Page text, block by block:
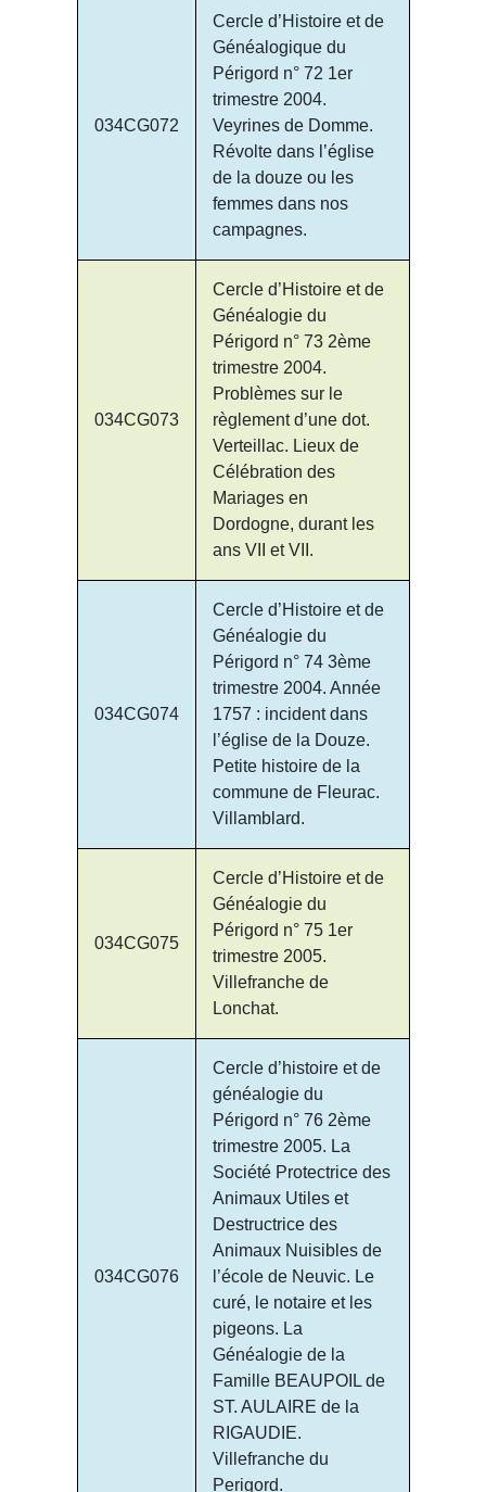
034CG072
Cercle d’Histoire et de
Généalogique du
Périgord n° 72 1er
trimestre 2004.
Veyrines de Domme.
Révolte dans l’église
de la douze ou les
femmes dans nos
campagnes.
034CG073
Cercle d’Histoire et de
Généalogie du
Périgord n° 73 2ème
trimestre 2004.
Problèmes sur le
règlement d’une dot.
Verteillac. Lieux de
Célébration des
Mariages en
Dordogne, durant les
ans VII et VII.
034CG074
Cercle d’Histoire et de
Généalogie du
Périgord n° 74 3ème
trimestre 2004. Année
1757 : incident dans
l’église de la Douze.
Petite histoire de la
commune de Fleurac.
Villamblard.
034CG075
Cercle d’Histoire et de
Généalogie du
Périgord n° 75 1er
trimestre 2005.
Villefranche de
Lonchat.
034CG076
Cercle d’histoire et de
généalogie du
Périgord n° 76 2ème
trimestre 2005. La
Société Protectrice des
Animaux Utiles et
Destructrice des
Animaux Nuisibles de
l’école de Neuvic. Le
curé, le notaire et les
pigeons. La
Généalogie de la
Famille BEAUPOIL de
ST. AULAIRE de la
RIGAUDIE.
Villefranche du
Perigord.